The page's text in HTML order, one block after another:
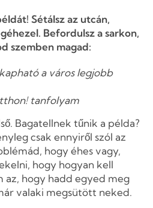
Sétálsz az utcán,
Befordulsz a sarkon,
szemben magad:
a város legjobb
tanfolyam
Bagatellnek tűnik a példa?
csak ennyiről szól az
hogy éhes vagy,
hogy hogyan kell
az, hogy hadd egyed meg
valaki megsütött neked.